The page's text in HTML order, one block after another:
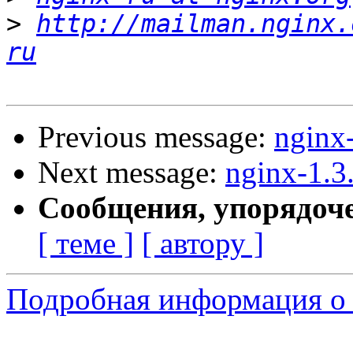
> http://
ru
Previous message:
Next message: nginx-
Сообщения,
[ теме ] [ автору ]
Подробная информация